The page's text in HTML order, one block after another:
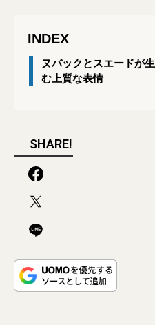
INDEX
ヌバックとスエードが生
む上質な表情
SHARE!